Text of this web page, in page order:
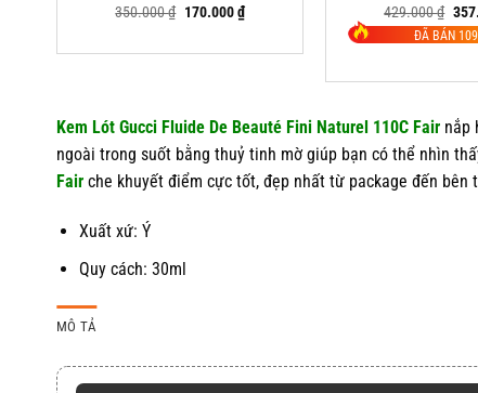
trên
350.000₫ Giá
350.000 ₫.
170.000₫Giá
hiện
là:
trên
5
đánh
429.000₫ Giá
gốc
là:
ĐÃ BÁN
Kem Lót Gucci Fluide De Beauté Fini Naturel 110C Fair nắp
ngoài trong suốt bằng thuỷ tinh mờ giúp bạn có thể nhìn
Fair che khuyết điểm cực tốt, đẹp nhất từ package đến bên
Xuất xứ: Ý
Quy cách: 30ml
MÔ TẢ